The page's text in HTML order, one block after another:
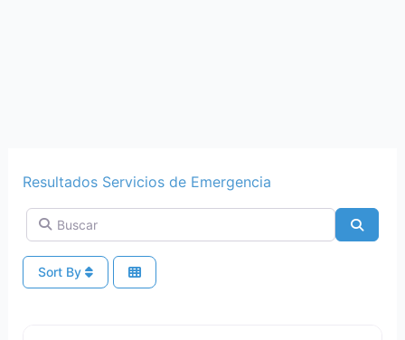
Resultados Servicios de Emergencia
Buscar
Sort By